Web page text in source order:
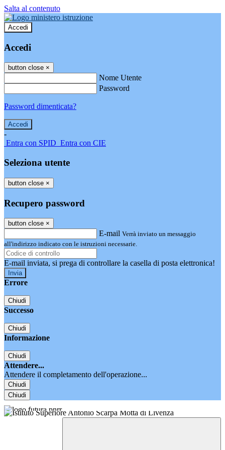
Salta al contenuto
Accedi
Accedi
button close ×
Nome Utente
Password
Password dimenticata?
-
Entra con SPID Entra con CIE
Seleziona utente
button close ×
Recupero password
button close ×
E-mail Verrà inviato un messaggio
all'indirizzo indicato con le istruzioni necessarie.
E-mail inviata, si prega di controllare la casella di posta elettronica!
Errore
Chiudi
Successo
Chiudi
Informazione
Chiudi
Attendere...
Attendere il completamento dell'operazione...
Chiudi
Chiudi